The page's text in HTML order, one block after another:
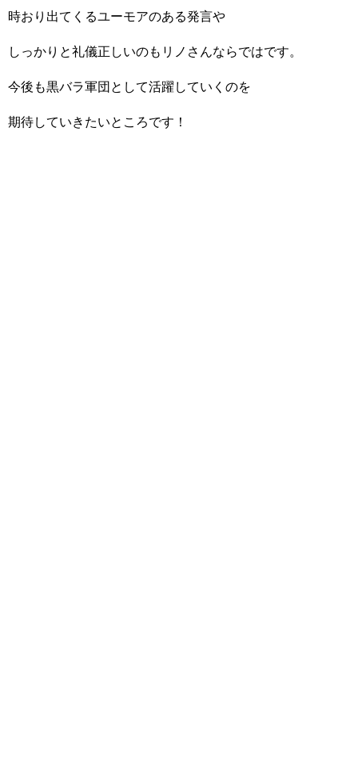
時おり出てくるユーモアのある発言や
しっかりと礼儀正しいのもリノさんならではです。
今後も黒バラ軍団として活躍していくのを
期待していきたいところです！